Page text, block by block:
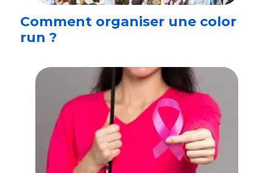
Comment organiser une color
run ?